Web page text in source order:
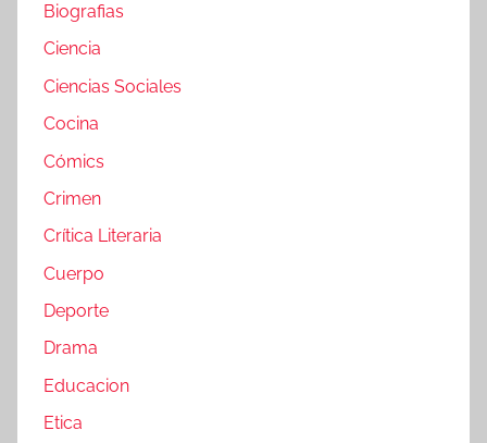
Biografias
Ciencia
Ciencias Sociales
Cocina
Cómics
Crimen
Crítica Literaria
Cuerpo
Deporte
Drama
Educacion
Etica